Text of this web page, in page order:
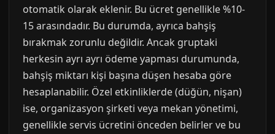
otomatik olarak eklenir. Bu ücret genellikle %10-
15 arasındadır. Bu durumda, ayrıca bahşiş
bırakmak zorunlu değildir. Ancak gruptaki
herkesin ayrı ayrı ödeme yapması durumunda,
bahşiş miktarı kişi başına düşen hesaba göre
hesaplanabilir. Özel etkinliklerde (düğün, nişan)
ise, organizasyon şirketi veya mekan yönetimi,
genellikle servis ücretini önceden belirler ve bu